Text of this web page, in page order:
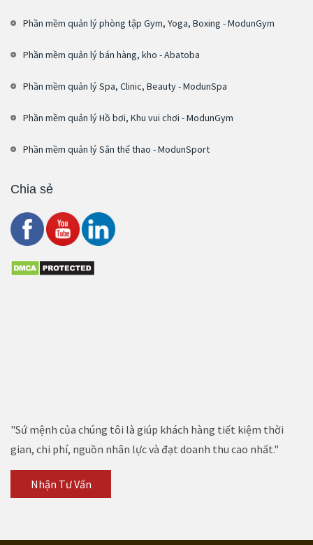
Phần mềm quản lý phòng tập Gym, Yoga, Boxing - ModunGym
Phần mềm quản lý bán hàng, kho - Abatoba
Phần mềm quản lý Spa, Clinic, Beauty - ModunSpa
Phần mềm quản lý Hồ bơi, Khu vui chơi - ModunGym
Phần mềm quản lý Sân thể thao - ModunSport
Chia sẻ
"Sứ mệnh của chúng tôi là giúp khách hàng tiết kiệm thời
gian, chi phí, nguồn nhân lực và đạt doanh thu cao nhất."
Nhận Tư Vấn